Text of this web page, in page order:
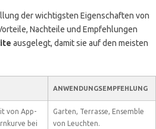
der wichtigsten Eigenschaften von
Nachteile und Empfehlungen
ausgelegt, damit sie auf den meisten
ANWENDUNGSEMPFEHLUNG
von App-
bei
Garten, Terrasse, Ensemble
von Leuchten.